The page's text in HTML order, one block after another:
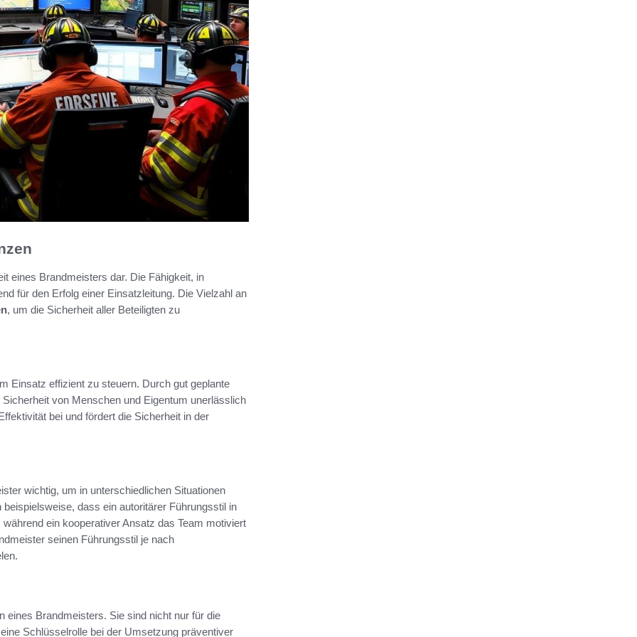
eines Brandmeisters dar. Die Fähigkeit, in
für den Erfolg einer Einsatzleitung. Die Vielzahl an
, um die Sicherheit aller Beteiligten zu
Einsatz effizient zu steuern. Durch gut geplante
von Menschen und Eigentum unerlässlich
bei und fördert die Sicherheit in der
wichtig, um in unterschiedlichen Situationen
dass ein autoritärer Führungsstil in
ein kooperativer Ansatz das Team motiviert
seinen Führungsstil je nach
eines Brandmeisters. Sie sind nicht nur für die
Schlüsselrolle bei der Umsetzung präventiver